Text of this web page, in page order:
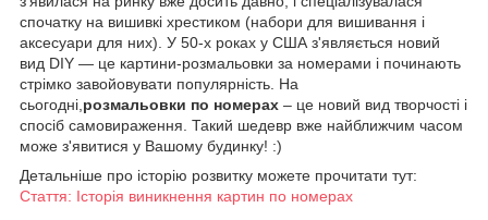
спочатку на вишивкі хрестиком (набори для вишивання і
аксесуари для них). У 50-х роках у США з'являється новий
вид DIY — це картини-розмальовки за номерами і починають
стрімко завойовувати популярність. На
сьогодні,розмальовки по номерах – це новий вид творчості і
спосіб самовираження. Такий шедевр вже найближчим часом
може з'явитися у Вашому будинку! :)
Детальніше про історію розвитку можете прочитати тут:
Стаття: Історія виникнення картин по номерах